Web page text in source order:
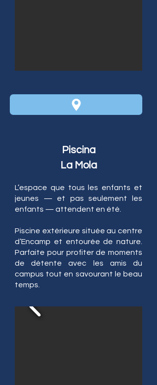
Piscina
La Mola
L’espace que tous les enfants et
jeunes — et pas seulement les
enfants — attendent en été.
Piscine extérieure située au centre
d’Encamp et entourée de nature.
Parfaite pour profiter de moments
de détente avec les amis du
campus tout en savourant le beau
temps.